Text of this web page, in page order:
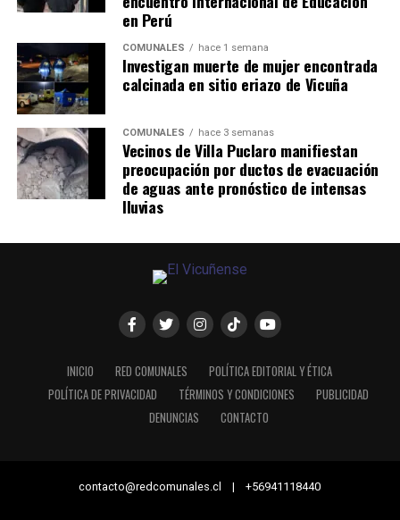
en Perú
COMUNALES hace 1 semana
Investigan muerte de mujer encontrada
calcinada en sitio eriazo de Vicuña
COMUNALES hace 3 semanas
Vecinos de Villa Puclaro manifiestan
preocupación por ductos de evacuación
de aguas ante pronóstico de intensas
lluvias
INICIO RED COMUNALES
POLÍTICA EDITORIAL Y ÉTICA
POLÍTICA DE PRIVACIDAD
TÉRMINOS Y CONDICIONES
PUBLICIDAD
DENUNCIAS
CONTACTO
contacto@redcomunales.cl | +56941118440